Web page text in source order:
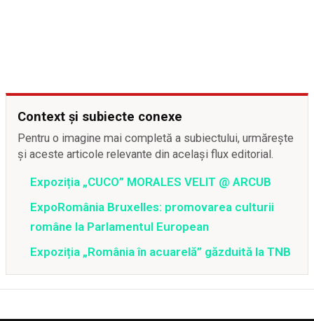
Context și subiecte conexe
Pentru o imagine mai completă a subiectului, urmărește
și aceste articole relevante din același flux editorial.
Expoziția „CUCO” MORALES VELIT @ ARCUB
ExpoRomânia Bruxelles: promovarea culturii
române la Parlamentul European
Expoziția „România în acuarelă” găzduită la TNB